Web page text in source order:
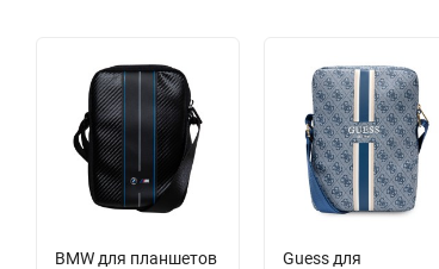
BMW для планшетов
Guess для